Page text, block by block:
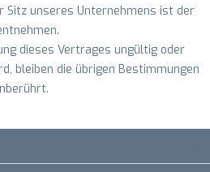
Sitz unseres Unternehmens ist der
dieses Vertrages ungültig oder
bleiben die übrigen Bestimmungen